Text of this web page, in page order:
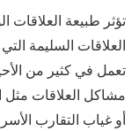
تؤثر طبيعة العلاقات
العلاقات السليمة
تعمل في كثير من
مشاكل العلاقات مثل
أو غياب التقارب